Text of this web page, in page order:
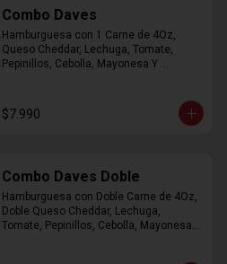
Combo Daves
Hamburguesa con 1 Carne de 4Oz,
Queso Cheddar, Lechuga, Tomate,
Pepinillos, Cebolla, Mayonesa Y
$7.990
Combo Daves Doble
Hamburguesa con Doble Carne de 4Oz,
Doble Queso Cheddar, Lechuga,
Tomate, Pepinillos, Cebolla, Mayonesa y